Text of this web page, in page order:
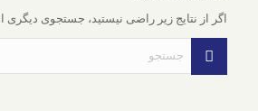
اگر از نتایج زیر راضی نیستید، جستجوی دیگری